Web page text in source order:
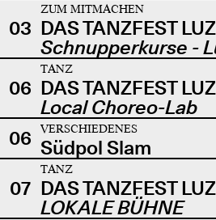
03
ZUM MITMACHEN
DAS TANZFEST
Schnupperkurse -
06
TANZ
DAS TANZFEST
Local Choreo-Lab
06
VERSCHIEDENES
Südpol Slam
07
TANZ
DAS TANZFEST
LOKALE BÜHNE